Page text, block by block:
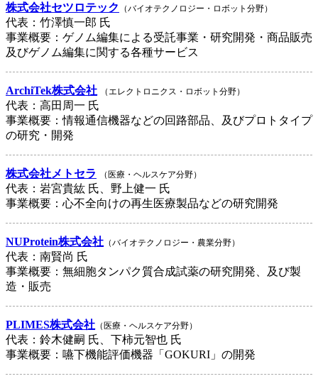
株式会社セツロテック （バイオテクノロジー・ロボット分野）
代表：竹澤慎一郎 氏
事業概要：ゲノム編集による受託事業・研究開発・商品販売
及びゲノム編集に関する各種サービス
ArchiTek株式会社 （エレクトロニクス・ロボット分野）
代表：高田周一 氏
事業概要：情報通信機器などの回路部品、及びプロトタイプ
の研究・開発
株式会社メトセラ （医療・ヘルスケア分野）
代表：岩宮貴紘 氏、野上健一 氏
事業概要：心不全向けの再生医療製品などの研究開発
NUProtein株式会社 （バイオテクノロジー・農業分野）
代表：南賢尚 氏
事業概要：無細胞タンパク質合成試薬の研究開発、及び製
造・販売
PLIMES株式会社 （医療・ヘルスケア分野）
代表：鈴木健嗣 氏、下柿元智也 氏
事業概要：嚥下機能評価機器「GOKURI」の開発